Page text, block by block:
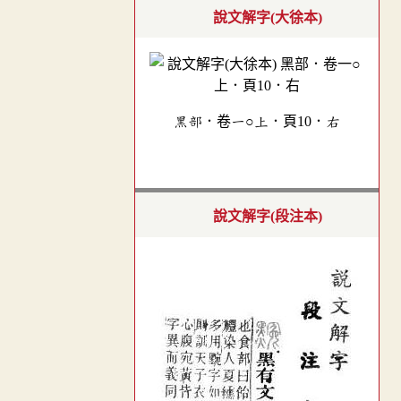
說文解字(大徐本)
黑部．卷一○上．頁10．右
說文解字(段注本)